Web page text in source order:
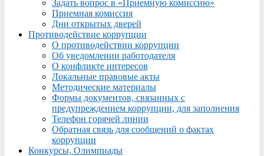
Задать вопрос в «Приемную комиссию»
Приемная комиссия
Дни открытых дверей
Противодействие коррупции
О противодействии коррупции
Об уведомлении работодателя
О конфликте интересов
Локальные правовые акты
Методические материалы
Формы документов, связанных с
предупреждением коррупции, для заполнения
Телефон горячей линии
Обратная связь для сообщений о фактах
коррупции
Конкурсы, Олимпиады